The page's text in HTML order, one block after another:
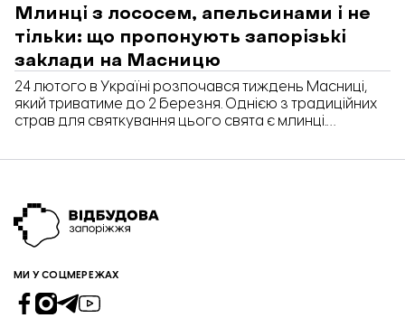
Млинці з лососем, апельсинами і не
тільки: що пропонують запорізькі
заклади на Масницю
24 лютого в Україні розпочався тиждень Масниці,
який триватиме до 2 березня. Однією з традиційних
страв для святкування цього свята є млинці.
приготували спеціальне «млинцеве» меню.
МИ У СОЦМЕРЕЖАХ